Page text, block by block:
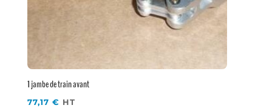
1 jambe de train avant
77,17€ HT